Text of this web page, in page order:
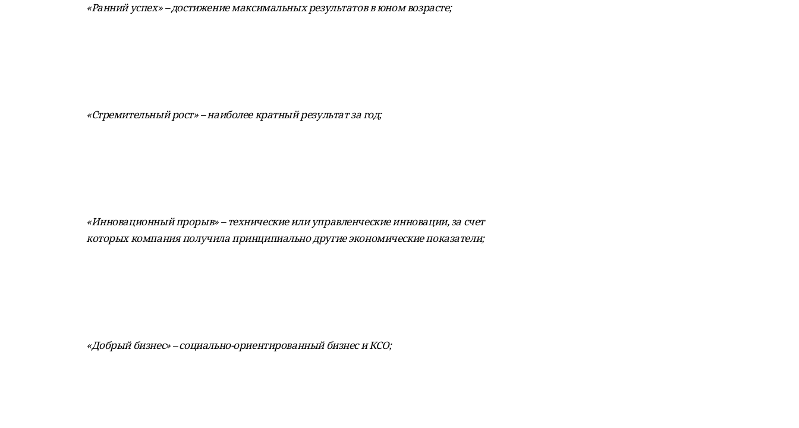
«Ранний успех» – достижение максимальных результатов в юном возрасте;
«Стремительный рост» – наиболее кратный результат за год;
«Инновационный прорыв» – технические или управленческие инновации, за счет
которых компания получила принципиально другие экономические показатели;
«Добрый бизнес» – социально-ориентированный бизнес и КСО;